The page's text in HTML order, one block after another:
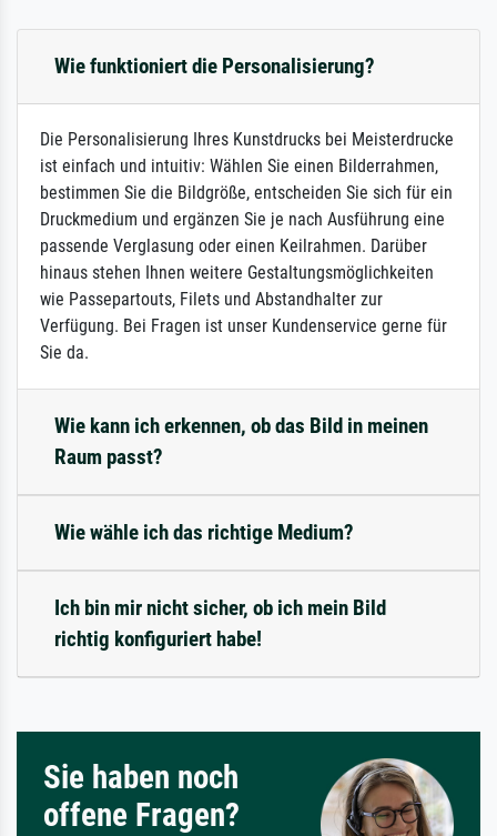
Wie funktioniert die Personalisierung?
Die Personalisierung Ihres Kunstdrucks bei Meisterdrucke
ist einfach und intuitiv: Wählen Sie einen Bilderrahmen,
bestimmen Sie die Bildgröße, entscheiden Sie sich für ein
Druckmedium und ergänzen Sie je nach Ausführung eine
passende Verglasung oder einen Keilrahmen. Darüber
hinaus stehen Ihnen weitere Gestaltungsmöglichkeiten
wie Passepartouts, Filets und Abstandhalter zur
Verfügung. Bei Fragen ist unser Kundenservice gerne für
Sie da.
Wie kann ich erkennen, ob das Bild in meinen
Raum passt?
Wie wähle ich das richtige Medium?
Ich bin mir nicht sicher, ob ich mein Bild
richtig konfiguriert habe!
Sie haben noch
offene Fragen?